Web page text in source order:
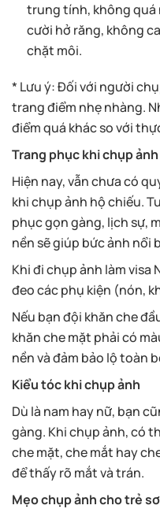
trung tính, không
cười hở răng, không
chặt môi.
* Lưu ý: Đối với người
trang điểm nhẹ nhàng.
điểm quá khác so với
Trang phục khi chụp ảnh
Hiện nay, vẫn chưa có
khi chụp ảnh hộ chiếu.
phục gọn gàng, lịch sự,
nền sẽ giúp bức ảnh nổi
Khi đi chụp ảnh làm
đeo các phụ kiện (nón,
Nếu bạn đội khăn che
khăn che mặt phải có
nền và đảm bảo lộ toàn
Kiểu tóc khi chụp ảnh
Dù là nam hay nữ, bạn
gàng. Khi chụp ảnh, có
che mặt, che mắt hay
để thấy rõ mắt và trán.
Mẹo chụp ảnh cho trẻ